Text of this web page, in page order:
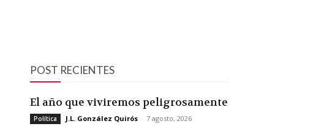
POST RECIENTES
El año que viviremos peligrosamente
Política J.L. González Quirós - 7 agosto, 2026